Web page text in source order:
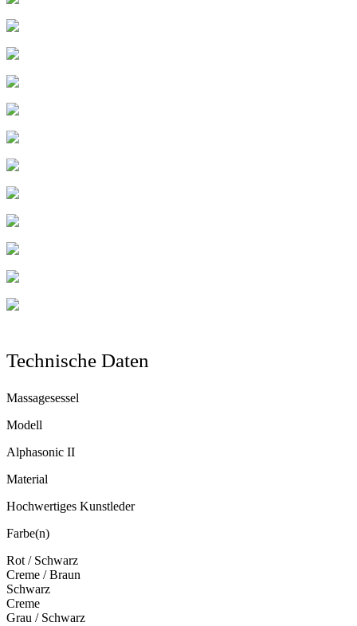
Technische Daten
Massagesessel
Modell
Alphasonic II
Material
Hochwertiges Kunstleder
Farbe(n)
Rot / Schwarz
Creme / Braun
Schwarz
Creme
Grau / Schwarz